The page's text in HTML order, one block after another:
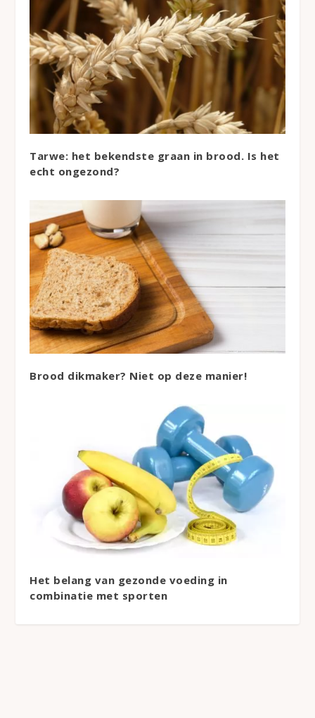
Tarwe: het bekendste graan in brood. Is het
echt ongezond?
Brood dikmaker? Niet op deze manier!
Het belang van gezonde voeding in
combinatie met sporten